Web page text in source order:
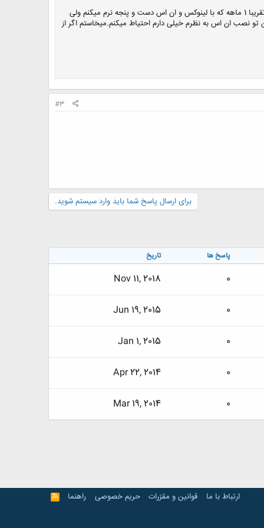
من از دوستانی که با لینوکس و نرم افزارهای تحت اون مثل ns2آشنایی دارن خواهش میکنم که تو این زمینه کمکم کنند. چون تقریبا 1 ماهه که با لینوکس و ان اس دست و پنجه نرم میکنم ولی
نصب ان اس به نظرم خیلی دارم احتیاط میکنم.میخاستم اگر از
#3
برای ارسال پاسخ شما باید وارد سیستم شوید.
پاسخ ها تاریخ
0
Nov 11, 2018
0
Jun 19, 2015
0
Jan 1, 2015
0
Apr 22, 2014
0
Mar 19, 2014
ارتباط با ما قوانین و مقرّرات حریم خصوصی راهنما
R
S